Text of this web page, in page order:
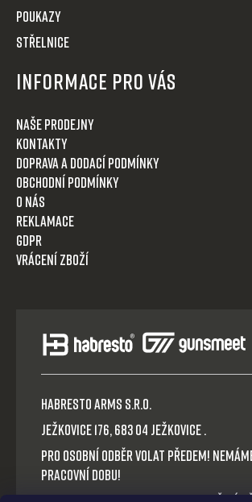
POUKAZY
STŘELNICE
Informace pro Vás
Naše prodejny
Kontakty
Doprava a dodací podmínky
Obchodní podmínky
O nás
Reklamace
GDPR
Vrácení zboží
HABRESTO ARMS s.r.o.
Ježkovice 176, 683 04 Ježkovice .
Pro osobní odběr volat předem!
pracovní dobu!